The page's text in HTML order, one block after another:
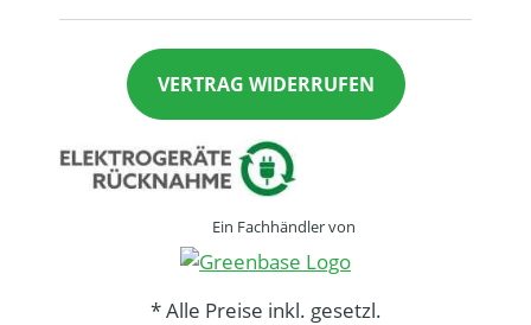
VERTRAG WIDERRUFEN
Ein Fachhändler von
* Alle Preise inkl. gesetzl.